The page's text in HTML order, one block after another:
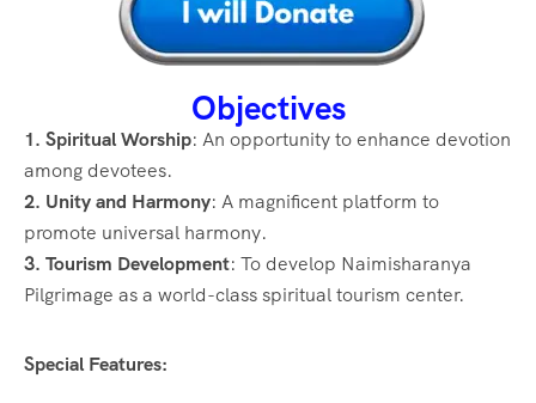
Objectives
1. Spiritual Worship: An opportunity to enhance devotion
among devotees.
2. Unity and Harmony: A magnificent platform to
promote universal harmony.
3. Tourism Development: To develop Naimisharanya
Pilgrimage as a world-class spiritual tourism center.
Special Features: